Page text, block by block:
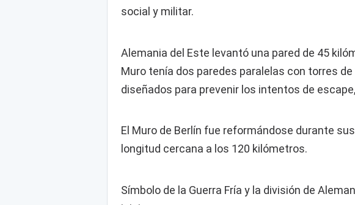
social y militar.
Alemania del Este levantó una pared de 45
Muro tenía dos paredes paralelas con torres
diseñados para prevenir los intentos de
El Muro de Berlín fue reformándose durante
longitud cercana a los 120 kilómetros.
Símbolo de la Guerra Fría y la división de